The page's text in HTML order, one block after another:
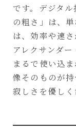
です。デジタ
の粗さ」は、
は、効率や速
アレクサンダ
まるで使い込
像そのものが
寂しさを優しく